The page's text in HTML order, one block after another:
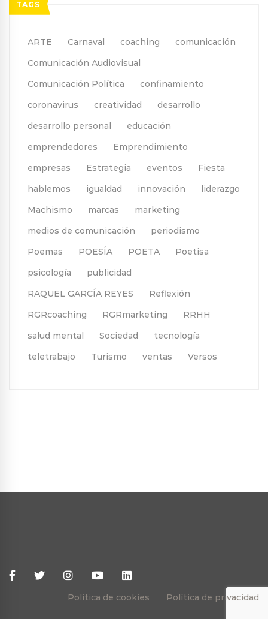
TAGS
ARTE Carnaval coaching
comunicación
Comunicación Audiovisual
Comunicación Política
confinamiento
coronavirus
creatividad
desarrollo
desarrollo personal
educación
emprendedores
Emprendimiento
empresas
Estrategia eventos
Fiesta
hablemos
igualdad innovación
liderazgo
Machismo
marcas
marketing
medios de comunicación
periodismo
Poemas
POESÍA POETA
Poetisa
psicología
publicidad
RAQUEL GARCÍA REYES
Reflexión
RGRcoaching
RGRmarketing
RRHH
salud mental
Sociedad
tecnología
teletrabajo
Turismo ventas Versos
Política de cookies Política de privacidad